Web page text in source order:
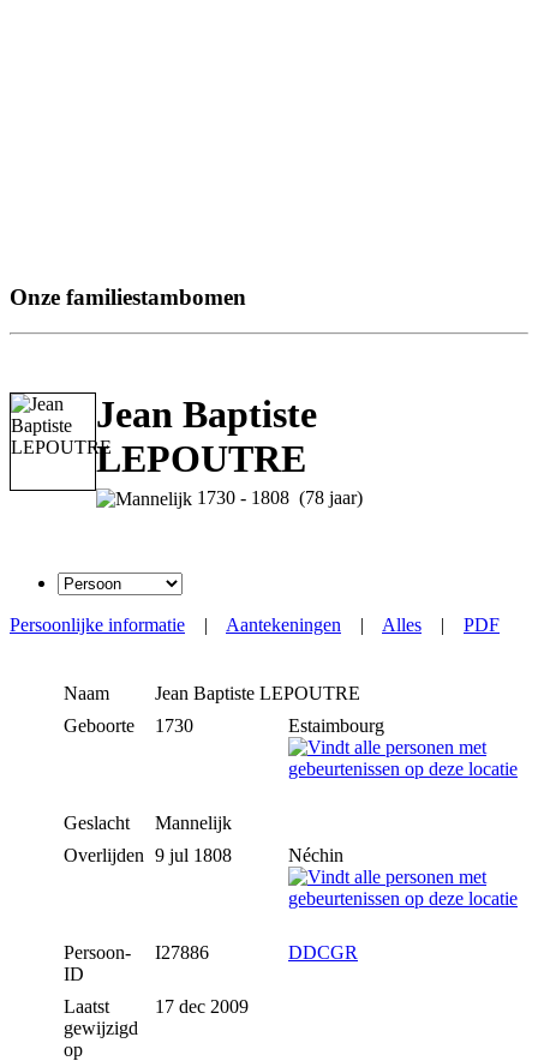
Onze familiestambomen
Jean Baptiste
LEPOUTRE
1730 - 1808 (78 jaar)
Persoonlijke informatie | Aantekeningen | Alles | PDF
Naam Jean Baptiste LEPOUTRE
Geboorte
1730 Estaimbourg
Geslacht
Mannelijk
Overlijden 9 jul 1808 Néchin
Persoon-
ID
I27886 DDCGR
Laatst
gewijzigd
op
17 dec 2009